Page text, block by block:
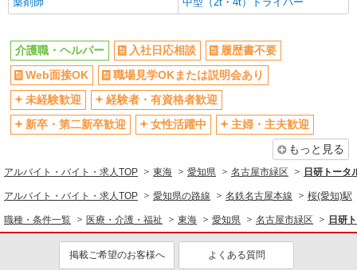
による 社会福祉士・介護福祉士 時給1,257円 その
他資格 時給1,193円 ※一律処遇改善加算含む 〇時
間外勤務手当 〇土日祝勤務手当 〇夜勤手当 〇深
夜勤務手当 〇年末年始勤務手当 〇早朝7:00〜
8:00/夜間18:00〜20:00は時給25％UP
エイジフリーハウス名古屋篠の風 愛知県名古
屋市緑区相川3丁目243番
キープ 詳細を見る
エイジフリーハウス名古屋篠の風
時給1,193円〜1,257円 ※経験・能力・資格等
による 社会福祉士・介護福祉士 時給1,257円 その
他資格 時給1,193円
エイジフリーハウス名古屋篠の風 愛知県名古
屋市緑区相川3丁目243番
介護職・ヘルパー 入社日応相談
履歴書不要
Web面接OK
職場見学OKまたは説明会あり
未経験歓迎
経験者・有資格者歓迎
新卒・第二新卒歓迎
女性活躍中
主婦・主夫歓迎
もっと見る
アルバイト・バイト・求人TOP 東海 愛知県 名古屋市緑区 日研トータ
アルバイト・バイト・求人TOP 愛知県の路線 名鉄名古屋本線 桜(愛知)駅
職種・条件一覧 医療・介護・福祉 東海 愛知県 名古屋市緑区 日研
掲載ご希望のお客様へ よくある質問